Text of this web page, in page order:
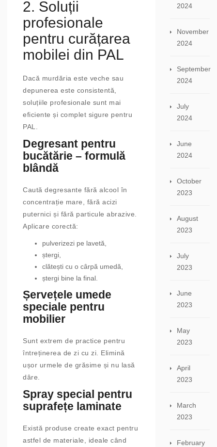
2. Soluții
profesionale
pentru curățarea
mobilei din PAL
Dacă murdăria este veche sau
depunerea este consistentă,
soluțiile profesionale sunt mai
eficiente și complet sigure pentru
PAL.
Degresant pentru
bucătărie – formulă
blândă
Caută degresante fără alcool în
concentrație mare, fără acizi
puternici și fără particule abrazive.
Aplicare corectă:
pulverizezi pe lavetă,
ștergi,
clătești cu o cârpă umedă,
ștergi bine la final.
Șervețele umede
speciale pentru
mobilier
Sunt extrem de practice pentru
întreținerea de zi cu zi. Elimină
ușor urmele de grăsime și nu lasă
dâre.
Spray special pentru
suprafețe laminate
Există produse create exact pentru
astfel de materiale, ideale când
2024
November
2024
September
2024
July
2024
June
2024
October
2023
August
2023
July
2023
June
2023
May
2023
April
2023
March
2023
February